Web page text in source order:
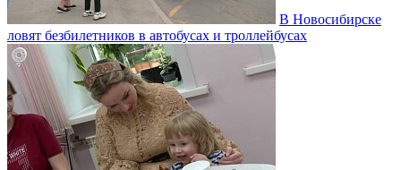
В Новосибирске
ловят безбилетников в автобусах и троллейбусах